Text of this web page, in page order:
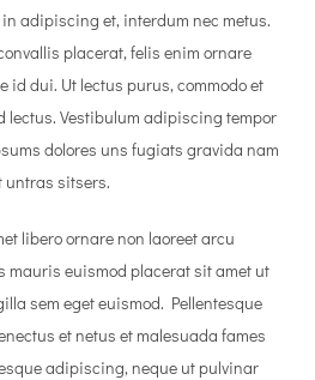
adipiscing et, interdum nec metus.
placerat, felis enim ornare
id dui. Ut lectus purus, commodo et
lectus. Vestibulum adipiscing tempor
dolores uns fugiats gravida nam
untras sitsers.
libero ornare non laoreet arcu
mauris euismod placerat sit amet ut
sem eget euismod. Pellentesque
et netus et malesuada fames
adipiscing, neque ut pulvinar